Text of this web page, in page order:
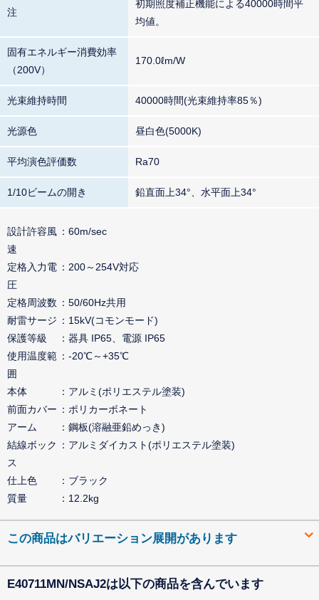
注
初期照度補正機能による40000時間平
均値。
固有エネルギー消費効率
（200V）
170.0ℓm/W
光束維持時間 40000時間(光束維持率85％)
光源色 昼白色(5000K)
平均演色評価数 Ra70
1/10ビームの開き 鉛直面上34°、水平面上34°
設計許容風
速
60m/sec
定格入力電
圧
200～254V対応
定格周波数
50/60Hz共用
耐雷サージ
15kV(コモンモード)
保護等級
器具 IP65、電源 IP65
使用温度範
囲
-20℃～+35℃
本体
アルミ(ポリエステル塗装)
前面カバー
ポリカーボネート
アーム
鋼板(溶融亜鉛めっき)
結線ボック
ス
アルミダイカスト(ポリエステル塗装)
仕上色
ブラック
質量
12.2kg
この商品はバリエーション展開があります
E40711MN/NSAJ2は以下の商品を含んでいます